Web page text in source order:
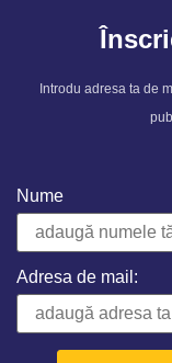
Introdu adresa ta de
Nume
Adresa de mail: